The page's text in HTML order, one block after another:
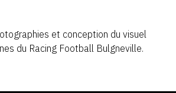
et conception du visuel
du Racing Football Bulgneville.